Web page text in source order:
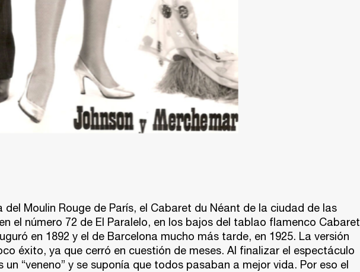
del Moulin Rouge de París, el Cabaret du Néant de la ciudad de las
el número 72 de El Paralelo, en los bajos del tablao flamenco Cabaret
en 1892 y el de Barcelona mucho más tarde, en 1925. La versión
éxito, ya que cerró en cuestión de meses. Al finalizar el espectáculo
“veneno” y se suponía que todos pasaban a mejor vida. Por eso el